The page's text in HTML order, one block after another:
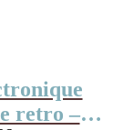
retro –